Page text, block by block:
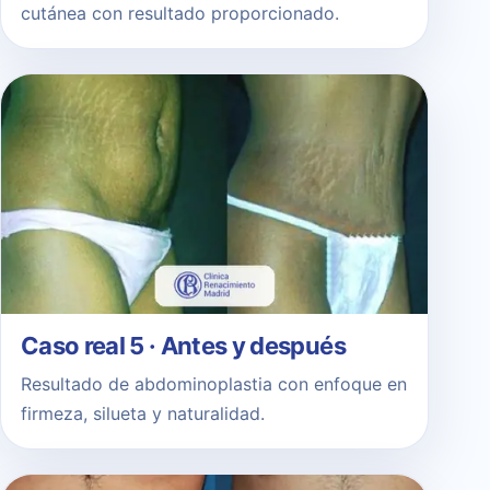
cutánea con resultado proporcionado.
Caso real 5 · Antes y después
Resultado de abdominoplastia con enfoque en
firmeza, silueta y naturalidad.